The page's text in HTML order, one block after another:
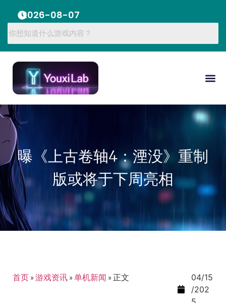
2026-08-07
曝《上古卷轴4：湮没》重制
版或将于下周亮相
首页 »游戏资讯 »单机新闻 » 正文
04/15
/202